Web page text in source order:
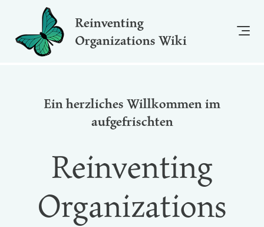
Reinventing
Organizations Wiki
Ein herzliches Willkommen im
aufgefrischten
Reinventing
Organizations